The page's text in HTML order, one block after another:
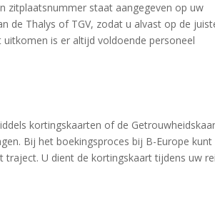
zitplaatsnummer staat aangegeven op uw
de Thalys of TGV, zodat u alvast op de
is er altijd voldoende personeel
kortingskaarten of de
Bij het boekingsproces bij B-Europe kunt
U dient de kortingskaart tijdens uw